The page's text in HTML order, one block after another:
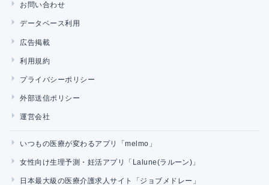
お問い合わせ
データベース利用
広告掲載
利用規約
プライバシーポリシー
外部送信ポリシー
運営会社
いつもの医療が変わるアプリ「melmo」
女性向け生理予測・妊活アプリ「Lalune(ラルーン)」
日本最大級の医療介護求人サイト「ジョブメドレー」